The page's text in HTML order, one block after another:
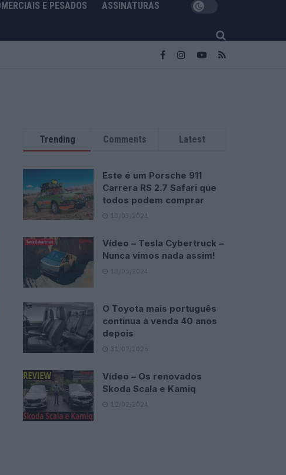
E PESADOS ASSINATURAS
Trending Comments Latest
Este é um Porsche 911
Carrera RS 2.7 Safari que
todos podem comprar
13/03/2024
Vídeo – Tesla Cybertruck –
Nunca vimos nada assim!
13/05/2024
O Toyota mais português
continua à venda 40 anos
depois
31/07/2026
Vídeo – Os renovados
Skoda Scala e Kamiq
12/02/2024